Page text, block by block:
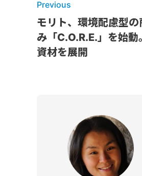
Previous
モリト、環境配慮型
み「C.O.R.E.」を始
資材を展開